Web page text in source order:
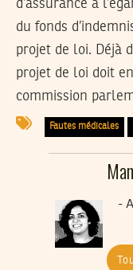
d’assurance à
du fonds
projet de loi. Déjà
projet de loi doit
commission
Fautes médicales
Ancienne journaliste à Nawaat -